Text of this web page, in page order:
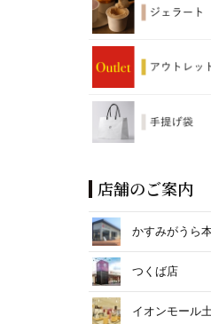
店舗のご案内
かすみがうら
つくば店
イオンモール